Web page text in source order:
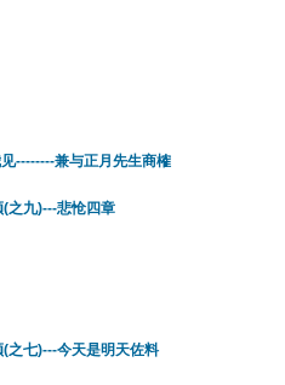
--------兼与正月先生商榷
之九)---悲怆四章
之七)---今天是明天佐料